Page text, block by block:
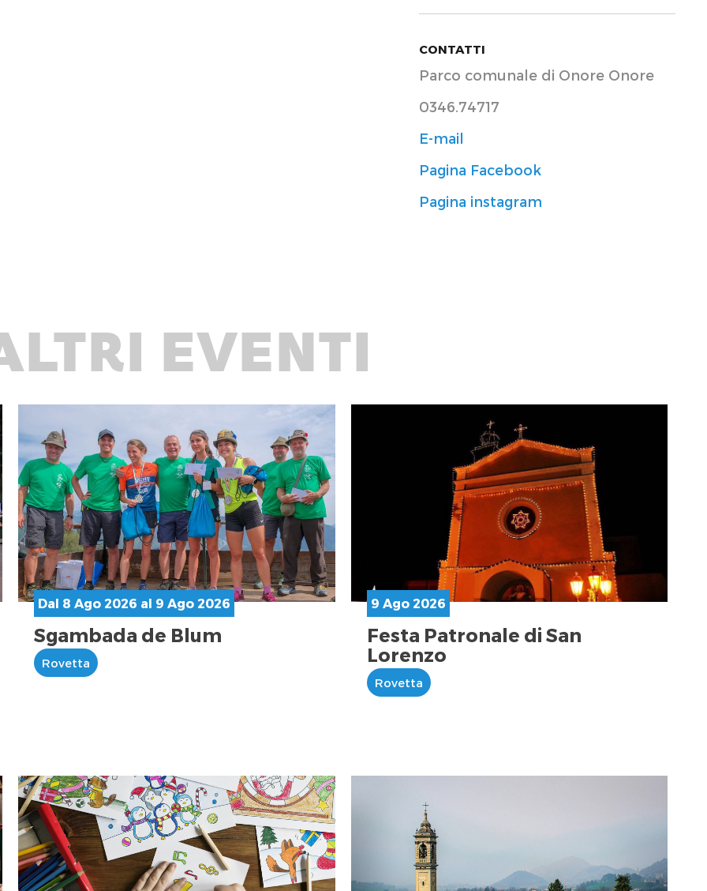
CONTATTI
Parco comunale di Onore Onore
0346.74717
E-mail
Pagina Facebook
Pagina instagram
EVENTI
Dal 8 Ago 2026 al 9 Ago 2026
Sgambada de Blum
Rovetta
9 Ago 2026
Festa Patronale di San
Lorenzo
Rovetta